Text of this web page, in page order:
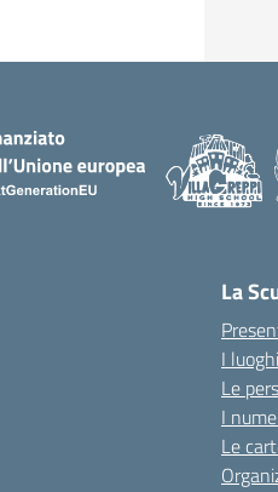
La
I luoghi
Le
I
Le